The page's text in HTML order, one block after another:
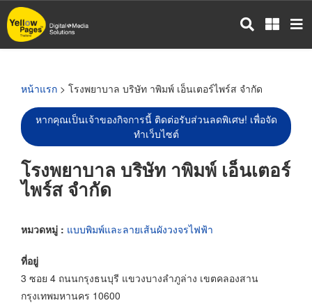
ข้าม
ไป
หน้าแรก > โรงพยาบาล บริษัท าพิมพ์ เอ็นเตอร์ไพร์ส จำกัด
หากคุณเป็นเจ้าของกิจการนี้ ติดต่อรับส่วนลดพิเศษ! เพื่อจัด
ทำเว็บไซต์
โรงพยาบาล บริษัท าพิมพ์ เอ็นเตอร์
ไพร์ส จำกัด
หมวดหมู่ : แบบพิมพ์และลายเส้นผังวงจรไฟฟ้า
ที่อยู่
3 ซอย 4 ถนนกรุงธนบุรี แขวงบางลำภูล่าง เขตคลองสาน
กรุงเทพมหานคร 10600